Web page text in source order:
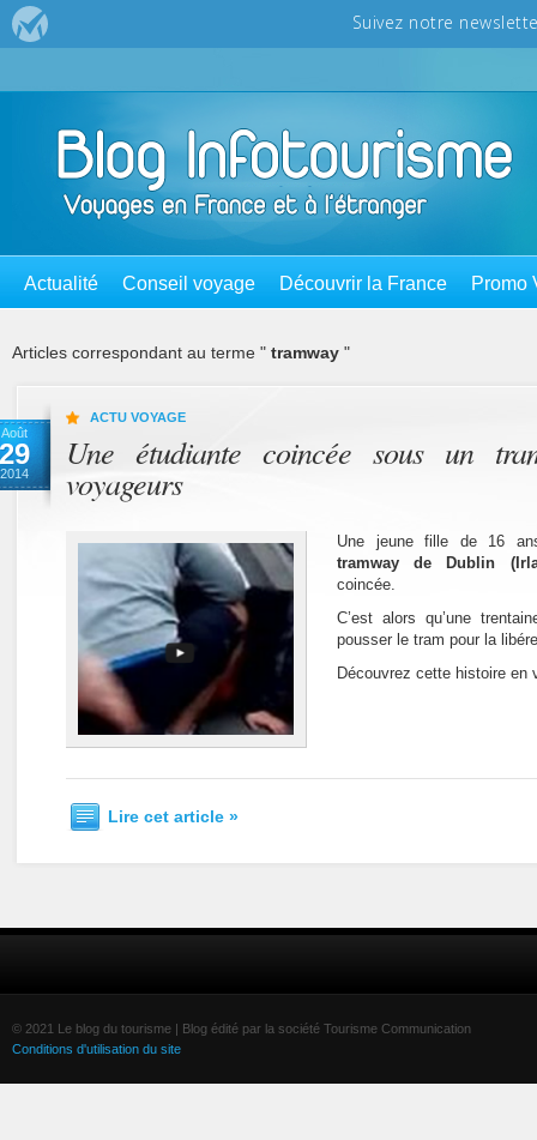
Actualité Conseil voyage Découvrir la France Promo
Articles correspondant au terme " tramway "
Août
29
2014
ACTU VOYAGE
Une étudiante coincée sous un
voyageurs
Une jeune fille de 16
tramway de Dublin
coincée.
C’est alors qu’une
pousser le tram pour la
Découvrez cette histoire en
Lire cet article »
© 2021 Le blog du tourisme | Blog édité par la société Tourisme Communication
Conditions d'utilisation du site